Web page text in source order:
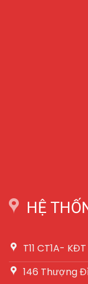
HỆ
T11 CT1A-
146 Thượng